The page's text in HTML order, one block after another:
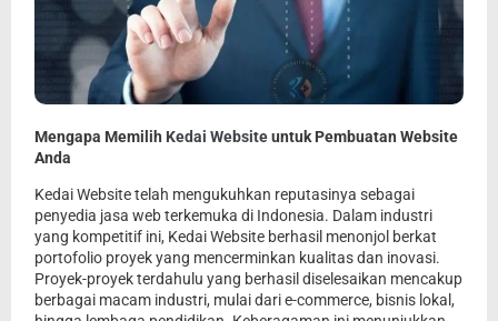
Mengapa Memilih Kedai Websiteuntuk Pembuatan Website
Anda
Kedai Website telah mengukuhkan reputasinya sebagai
penyedia jasa web terkemuka di Indonesia. Dalam industri
yang kompetitif ini, Kedai Website berhasil menonjol berkat
portofolio proyek yang mencerminkan kualitas dan inovasi.
Proyek-proyek terdahulu yang berhasil diselesaikan mencakup
berbagai macam industri, mulai dari e-commerce, bisnis lokal,